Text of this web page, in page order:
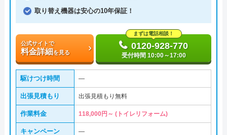
取り替え機器は安心の10年保証！
公式サイトで
料金詳細を見る
まずは電話相談！
0120-928-770
受付時間 10:00～17:00
駆けつけ時間 ―
出張見積もり 出張見積もり無料
作業料金 118,000円～ (トイレリフォーム)
キャンペーン ―